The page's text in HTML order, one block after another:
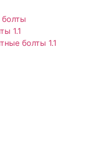
1.1
болты 1.1